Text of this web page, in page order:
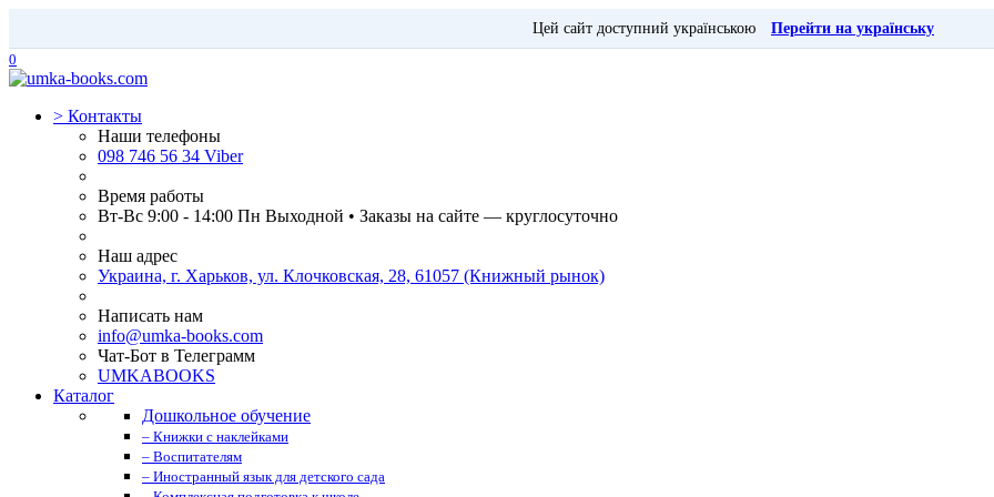
Цей сайт доступний українською
Перейти на українську
0
> Контакты
Наши телефоны
098 746 56 34 Viber
Время работы
Вт-Вс 9:00 - 14:00 Пн Выходной • Заказы на сайте — круглосуточно
Наш адрес
Украина, г. Харьков, ул. Клочковская, 28, 61057 (Книжный рынок)
Написать нам
info@umka-books.com
Чат-Бот в Телеграмм
UMKABOOKS
Каталог
Дошкольное обучение
– Книжки с наклейками
– Воспитателям
– Иностранный язык для детского сада